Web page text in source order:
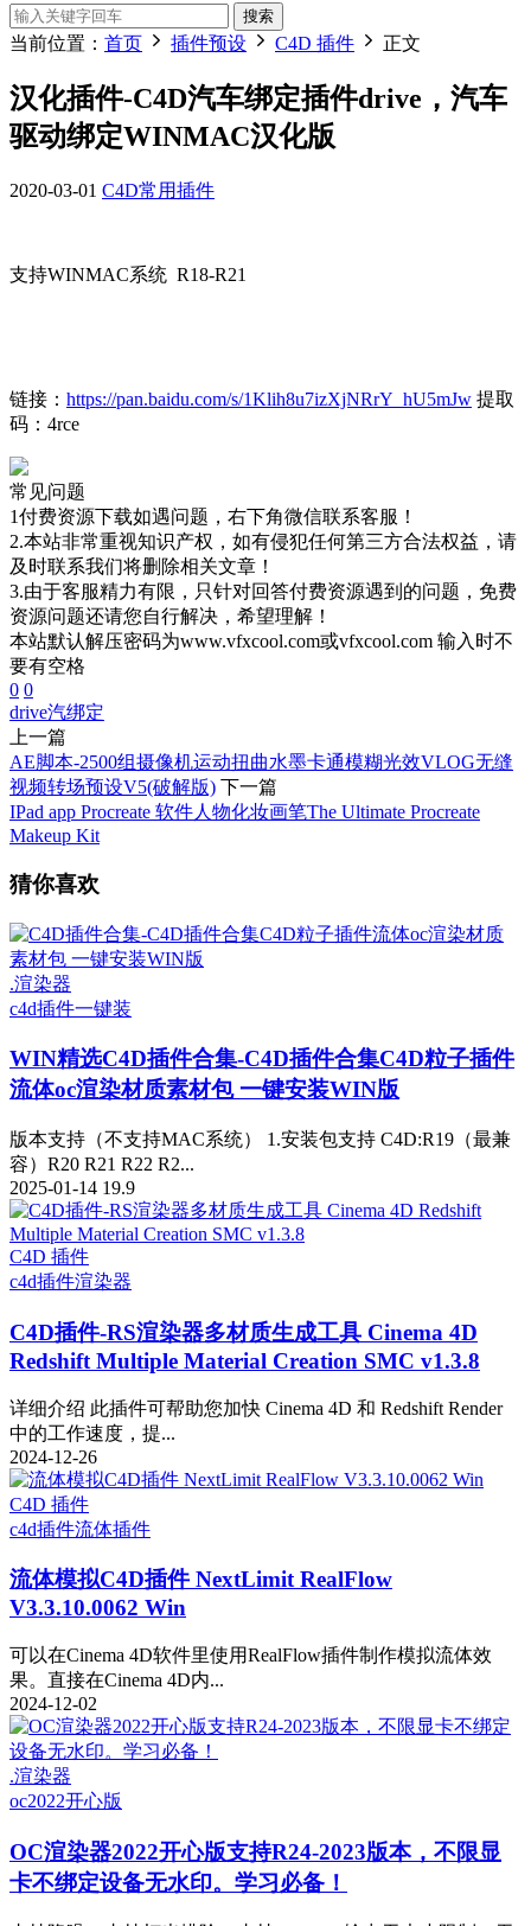
搜索
当前位置： 首页 插件预设 C4D 插件 正文
汉化插件-C4D汽车绑定插件drive，汽车
驱动绑定WINMAC汉化版
2020-03-01 C4D常用插件
支持WINMAC系统 R18-R21
链接： https://pan.baidu.com/s/1Klih8u7izXjNRrY_hU5mJw 提取
码：4rce
常见问题
1付费资源下载如遇问题，右下角微信联系客服！
2.本站非常重视知识产权，如有侵犯任何第三方合法权益，请
及时联系我们将删除相关文章！
3.由于客服精力有限，只针对回答付费资源遇到的问题，免费
资源问题还请您自行解决，希望理解！
本站默认解压密码为www.vfxcool.com或vfxcool.com 输入时不
要有空格
0 0
drive汽绑定
上一篇
AE脚本-2500组摄像机运动扭曲水墨卡通模糊光效VLOG无缝
视频转场预设V5(破解版) 下一篇
IPad app Procreate 软件人物化妆画笔The Ultimate Procreate
Makeup Kit
猜你喜欢
.渲染器
c4d插件一键装
WIN精选C4D插件合集-C4D插件合集C4D粒子插件
流体oc渲染材质素材包 一键安装WIN版
版本支持（不支持MAC系统） 1.安装包支持 C4D:R19（最兼
容）R20 R21 R22 R2...
2025-01-14 19.9
C4D 插件
c4d插件渲染器
C4D插件-RS渲染器多材质生成工具 Cinema 4D
Redshift Multiple Material Creation SMC v1.3.8
详细介绍 此插件可帮助您加快 Cinema 4D 和 Redshift Render
中的工作速度，提...
2024-12-26
C4D 插件
c4d插件流体插件
流体模拟C4D插件 NextLimit RealFlow
V3.3.10.0062 Win
可以在Cinema 4D软件里使用RealFlow插件制作模拟流体效
果。直接在Cinema 4D内...
2024-12-02
.渲染器
oc2022开心版
OC渲染器2022开心版支持R24-2023版本，不限显
卡不绑定设备无水印。学习必备！